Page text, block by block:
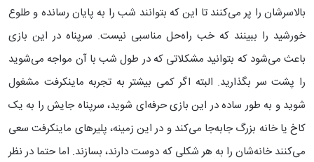
بالاسرشان را پر می‌کنند تا این که بتوانند شب را به پایان رسانده و طلوع
خورشید را ببینند که خب راه‌حل مناسبی نیست. سرپناه در این بازی
باعث می‌شود که بتوانید مشکلاتی که در طول شب با آن مواجه می‌شوید
را پشت سر بگذارید. البته اگر کمی بیشتر به تجربه ماینکرفت مشغول
شوید و به طور ساده در این بازی حرفه‌ای شوید، سرپناه جایش را به یک
کاخ یا خانه بزرگ جابه‌جا می‌کند و در این زمینه، پلیرهای ماینکرفت سعی
می‌کنند خانه‌شان را به هر شکلی که دوست‌ دارند، بسازند. اما حتما در نظر